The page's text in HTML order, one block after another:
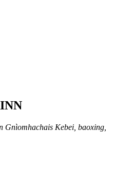
Gnìomhachais Kebei, baoxing,